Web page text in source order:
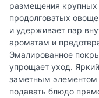
размещения крупных
продолговатых
и удерживает пар
ароматам и
Эмалированное
упрощает уход.
заметным элементом
подавать блюдо